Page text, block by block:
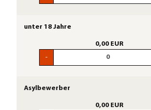
unter 18 Jahre
0,00 EUR
-
Asylbewerber
0,00 EUR